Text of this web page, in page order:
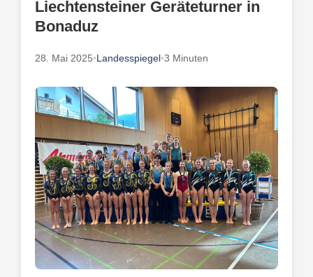
Liechtensteiner Geräteturner in
Bonaduz
28. Mai 2025•Landesspiegel•3 Minuten